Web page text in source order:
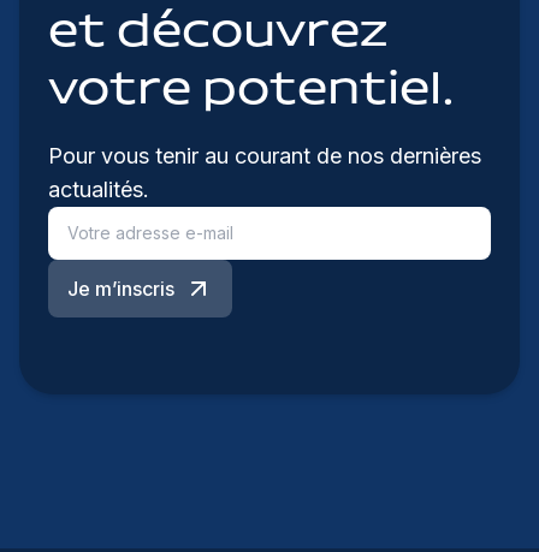
et découvrez
votre potentiel.
Pour vous tenir au courant de nos dernières
actualités.
Je m’inscris